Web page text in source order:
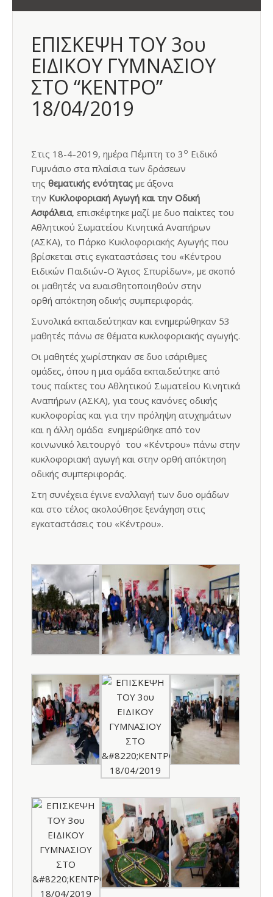
ΕΠΙΣΚΕΨΗ ΤΟΥ 3ου
ΕΙΔΙΚΟΥ ΓΥΜΝΑΣΙΟΥ
ΣΤΟ “ΚΕΝΤΡΟ”
18/04/2019
Στις 18-4-2019, ημέρα Πέμπτη το 3 ο Ειδικό
Γυμνάσιο στα πλαίσια των δράσεων
της θεματικής ενότητας με άξονα
την Κυκλοφοριακή Αγωγή και την Οδική
Ασφάλεια, επισκέφτηκε μαζί με δυο παίκτες του
Αθλητικού Σωματείου Κινητικά Αναπήρων
(ΑΣΚΑ), το Πάρκο Κυκλοφοριακής Αγωγής που
βρίσκεται στις εγκαταστάσεις του «Κέντρου
Ειδικών Παιδιών-Ο Άγιος Σπυρίδων», με σκοπό
οι μαθητές να ευαισθητοποιηθούν στην
ορθή απόκτηση οδικής συμπεριφοράς.
Συνολικά εκπαιδεύτηκαν και ενημερώθηκαν 53
μαθητές πάνω σε θέματα κυκλοφοριακής αγωγής.
Οι μαθητές χωρίστηκαν σε δυο ισάριθμες
ομάδες, όπου η μια ομάδα εκπαιδεύτηκε από
τους παίκτες του Αθλητικού Σωματείου Κινητικά
Αναπήρων (ΑΣΚΑ), για τους κανόνες οδικής
κυκλοφορίας και για την πρόληψη ατυχημάτων
και η άλλη ομάδα ενημερώθηκε από τον
κοινωνικό λειτουργό του «Κέντρου» πάνω στην
κυκλοφοριακή αγωγή και στην ορθή απόκτηση
οδικής συμπεριφοράς.
Στη συνέχεια έγινε εναλλαγή των δυο ομάδων
και στο τέλος ακολούθησε ξενάγηση στις
εγκαταστάσεις του «Κέντρου».